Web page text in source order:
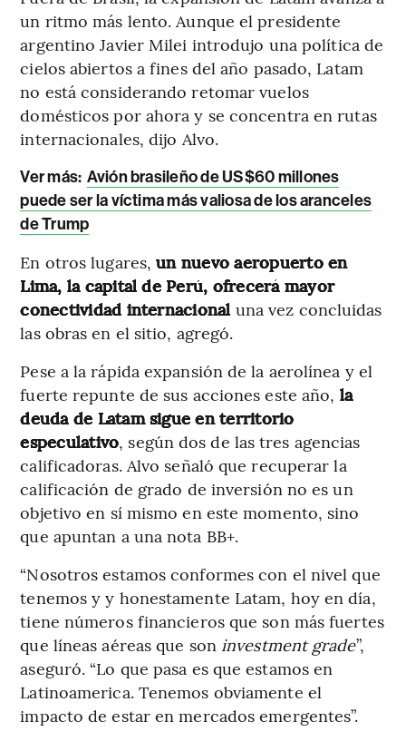
un ritmo más lento. Aunque el presidente
argentino Javier Milei introdujo una política de
cielos abiertos a fines del año pasado, Latam
no está considerando retomar vuelos
domésticos por ahora y se concentra en rutas
internacionales, dijo Alvo.
Ver más: Avión brasileño de US$60 millones
puede ser la víctima más valiosa de los aranceles
de Trump
En otros lugares,un nuevo aeropuerto en
Lima, la capital de Perú, ofrecerá mayor
conectividad internacionaluna vez concluidas
las obras en el sitio, agregó.
Pese a la rápida expansión de la aerolínea y el
fuerte repunte de sus acciones este año, la
deuda de Latam sigue en territorio
especulativo, según dos de las tres agencias
calificadoras. Alvo señaló que recuperar la
calificación de grado de inversión no es un
objetivo en sí mismo en este momento, sino
que apuntan a una nota BB+.
“Nosotros estamos conformes con el nivel que
tenemos y y honestamente Latam, hoy en día,
tiene números financieros que son más fuertes
que líneas aéreas que son investment grade”,
aseguró. “Lo que pasa es que estamos en
Latinoamerica. Tenemos obviamente el
impacto de estar en mercados emergentes”.